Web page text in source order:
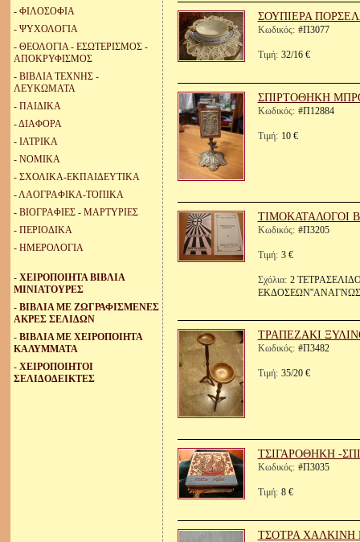
- ΦΙΛΟΣΟΦΙΑ
- ΨΥΧΟΛΟΓΙΑ
- ΘΕΟΛΟΓΙΑ - ΕΣΩΤΕΡΙΣΜΟΣ -
ΑΠΟΚΡΥΦΙΣΜΟΣ
- ΒΙΒΛΙΑ ΤΕΧΝΗΣ -
ΛΕΥΚΩΜΑΤΑ
- ΠΑΙΔΙΚΑ
-ΔΙΑΦΟΡΑ
- ΙΑΤΡΙΚΑ
- ΝΟΜΙΚΑ
- ΣΧΟΛΙΚΑ-ΕΚΠΑΙΔΕΥΤΙΚΑ
-ΛΑΟΓΡΑΦΙΚΑ-ΤΟΠΙΚΑ
- ΒΙΟΓΡΑΦΙΕΣ - ΜΑΡΤΥΡΙΕΣ
- ΠΕΡΙΟΔΙΚΑ
- ΗΜΕΡΟΛΟΓΙΑ
- ΧΕΙΡΟΠΟΙΗΤΑ ΒΙΒΛΙΑ
ΜΙΝΙΑΤΟΥΡΕΣ
- ΒΙΒΛΙΑ ΜΕ ΖΩΓΡΑΦΙΣΜΕΝΕΣ
ΑΚΡΕΣ ΣΕΛΙΔΩΝ
- ΒΙΒΛΙΑ ΜΕ ΧΕΙΡΟΠΟΙΗΤΑ
ΚΑΛΥΜΜΑΤΑ
- ΧΕΙΡΟΠΟΙΗΤΟΙ
ΣΕΛΙΔΟΔΕΙΚΤΕΣ
ΣΟΥΠΙΕΡΑ
Κωδικός: #Π3077
Τιμή: 32/16 €
ΣΠΙΡΤΟΘΗΚΗ
Κωδικός: #Π12884
Τιμή: 10 €
ΤΙΜΟΚΑΤΑΛΟΓΟΙ
Κωδικός: #Π3205
Τιμή: 3 €
Σχόλια: 2
ΤΡΑΠΕΖΑΚΙ
Κωδικός: #Π3482
Τιμή: 35/20 €
ΤΣΙΓΑΡΟΘΗΚΗ -
Κωδικός: #Π3035
Τιμή: 8 €
ΤΣΟΤΡΑ